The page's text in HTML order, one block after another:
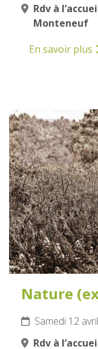
Rdv à
Monteneuf
En savoir plus
12
AVRIL
2025
Nature
Samedi 12
Rdv à